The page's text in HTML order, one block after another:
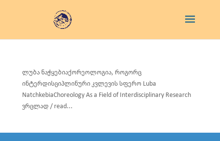
ლუბა ნაჭყებიაქორეოლოგია, როგორც
ინტერდისციპლინური კვლევის სფერო Luba
NatchkebiaChoreology As a Field of Interdisciplinary Research
ვრცლად / read...